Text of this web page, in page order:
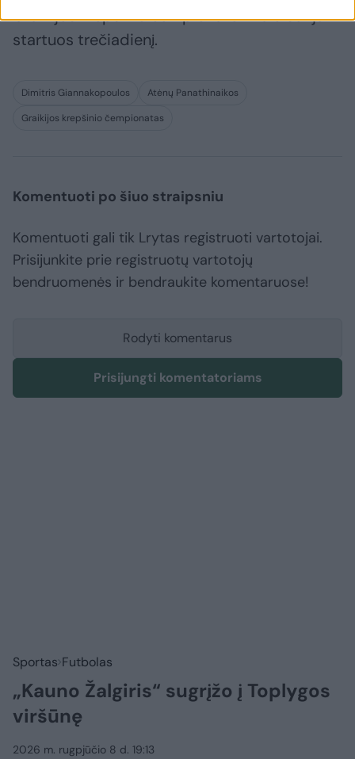
Graikijos krepšinio čempionato finalo serija
startuos trečiadienį.
Dimitris Giannakopoulos
Atėnų Panathinaikos
Graikijos krepšinio čempionatas
Komentuoti po šiuo straipsniu
Komentuoti gali tik Lrytas registruoti vartotojai.
Prisijunkite prie registruotų vartotojų
bendruomenės ir bendraukite komentaruose!
Rodyti komentarus
Prisijungti komentatoriams
Sportas Futbolas
„Kauno Žalgiris“ sugrįžo į Toplygos
viršūnę
2026 m. rugpjūčio 8 d. 19:13